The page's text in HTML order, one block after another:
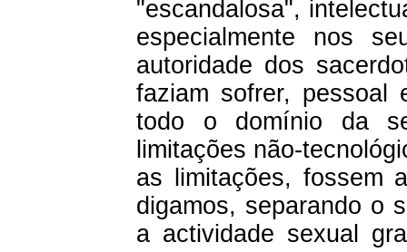
"escandalosa",
especialmente nos
autoridade dos
faziam sofrer, pessoal
todo o domínio da
limitações não-
as limitações, fossem
digamos, separando o
a actividade sexual